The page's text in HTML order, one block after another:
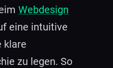
Webdesign
eine intuitive
klare
zu legen. So